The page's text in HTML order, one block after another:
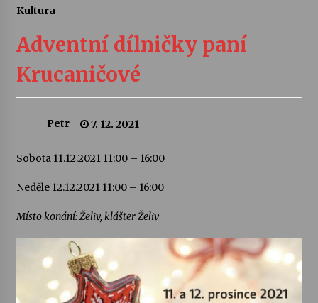
Sukuba Ensemble
4. 8. 2026
kapkou
Veselí muzikanti
Pozvánka na integrační festival Quijotova
Letní koncerty ve Stromovce: Kolchoz a
Jenakaši
Kultura
Adventní dílničky paní
Krucaničové
Petr 7. 12. 2021
Sobota 11.12.2021 11:00 – 16:00
Neděle 12.12.2021 11:00 – 16:00
Místo konání: Želiv, klášter Želiv